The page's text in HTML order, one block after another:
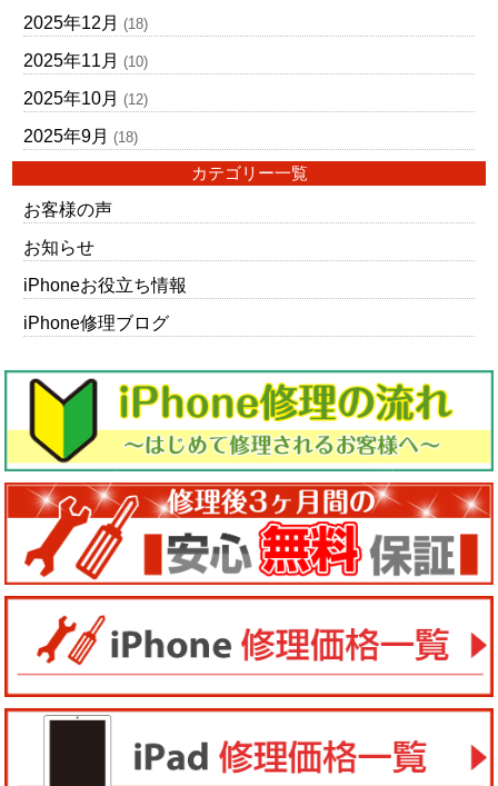
2025年12月 (18)
2025年11月 (10)
2025年10月 (12)
2025年9月 (18)
カテゴリー一覧
お客様の声
お知らせ
iPhoneお役立ち情報
iPhone修理ブログ